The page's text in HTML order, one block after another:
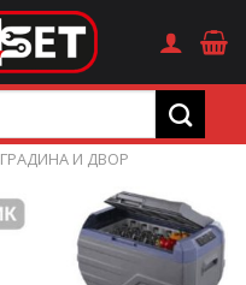
ГРАДИНА И ДВОР